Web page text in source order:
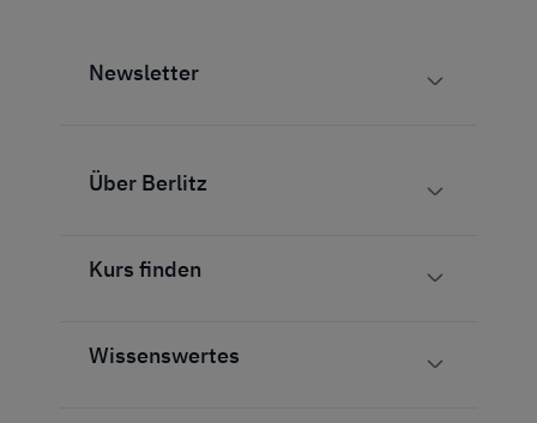
Newsletter
Über Berlitz
Kurs finden
Wissenswertes